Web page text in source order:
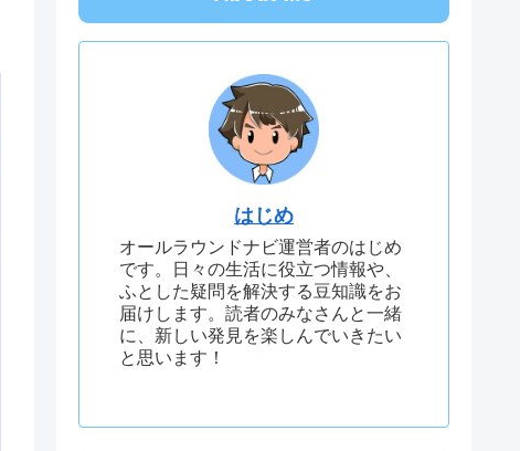
はじめ
オールラウンドナビ運営者のはじめ
です。日々の生活に役立つ情報や、
ふとした疑問を解決する豆知識をお
届けします。読者のみなさんと一緒
に、新しい発見を楽しんでいきたい
と思います！